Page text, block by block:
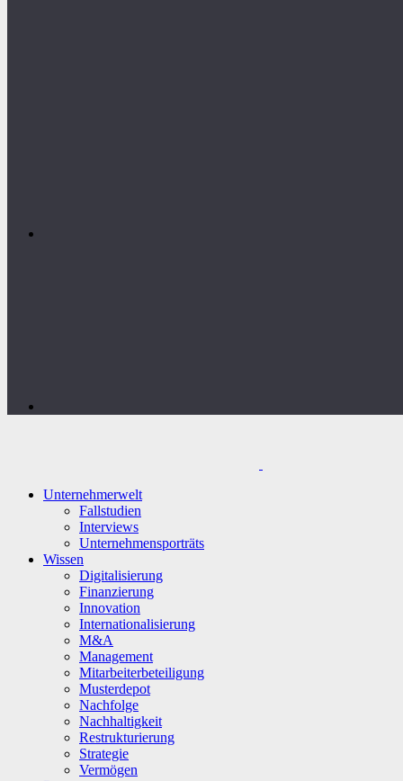
Unternehmerwelt
Fallstudien
Interviews
Unternehmensporträts
Wissen
Digitalisierung
Finanzierung
Innovation
Internationalisierung
M&A
Management
Mitarbeiterbeteiligung
Musterdepot
Nachfolge
Nachhaltigkeit
Restrukturierung
Strategie
Vermögen